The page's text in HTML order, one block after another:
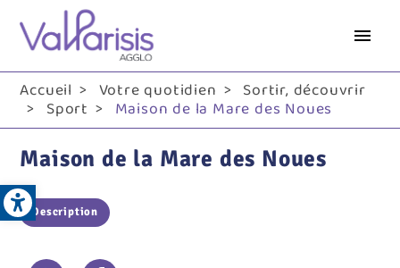
Open toolbar
Accueil Votre quotidien Sortir, découvrir
Sport Maison de la Mare des Noues
Maison de la Mare des Noues
Description